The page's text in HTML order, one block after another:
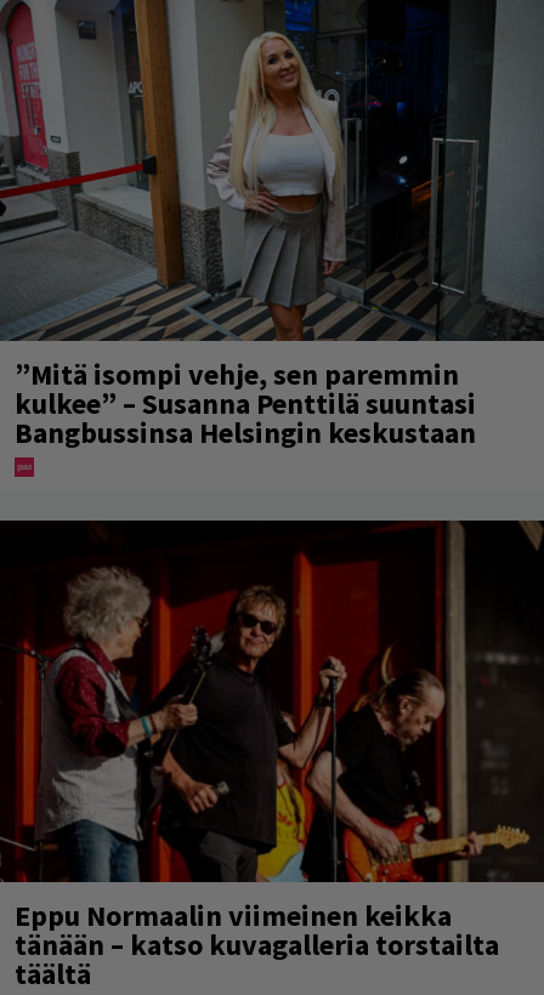
”Mitä isompi vehje, sen paremmin
kulkee” – Susanna Penttilä suuntasi
Bangbussinsa Helsingin keskustaan
Eppu Normaalin viimeinen keikka
tänään – katso kuvagalleria torstailta
täältä